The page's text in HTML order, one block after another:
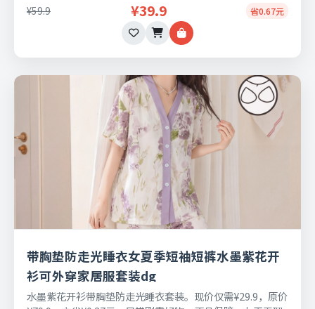
¥59.9 ¥39.9 省0.67元
带胸垫防走光睡衣女夏季短袖短裤水墨紫花开
衫可外穿家居服套装dg
水墨紫花开衫带胸垫防走光睡衣套装。现价仅需¥29.9，原价